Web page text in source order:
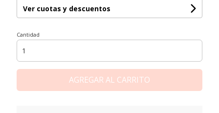
Ver cuotas y descuentos
Cantidad
AGREGAR AL CARRITO